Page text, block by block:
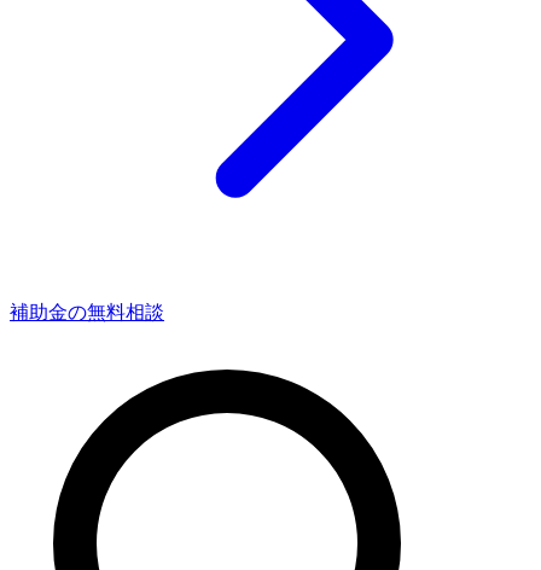
補助金の無料相談